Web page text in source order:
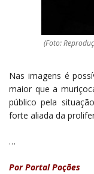
(Foto:
Nas imagens é
maior que a
público pela
forte aliada da
…
Por Portal Poções